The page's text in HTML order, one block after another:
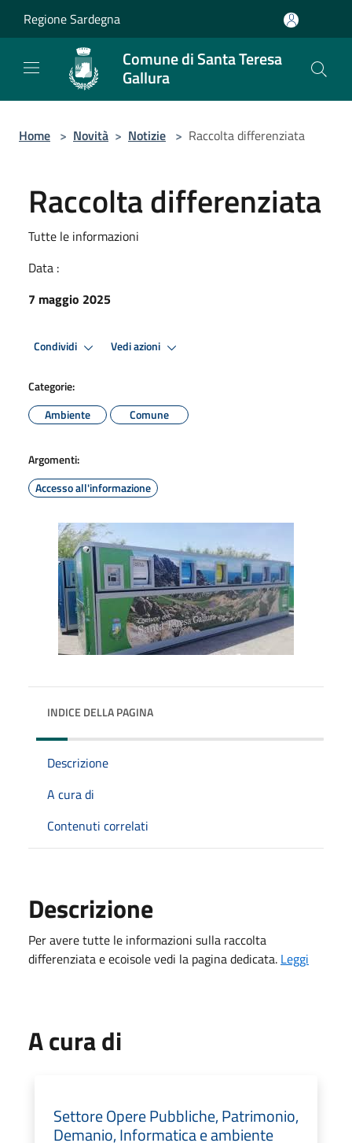
Regione Sardegna
Comune di Santa Teresa
Gallura
Home > Novità > Notizie > Raccolta differenziata
Raccolta differenziata
Tutte le informazioni
Data :
7 maggio 2025
Condividi Vedi azioni
Categorie:
Ambiente
Comune
Argomenti:
Accesso all'informazione
INDICE DELLA PAGINA
Descrizione
A cura di
Contenuti correlati
Descrizione
Per avere tutte le informazioni sulla raccolta
differenziata e ecoisole vedi la pagina dedicata. Leggi
A cura di
Settore Opere Pubbliche, Patrimonio,
Demanio, Informatica e ambiente